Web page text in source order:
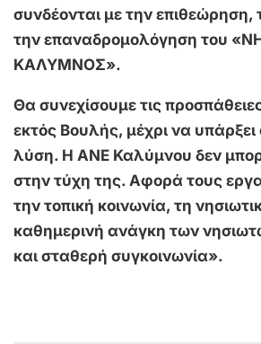
συνδέονται με την επιθεώρηση,
την επαναδρομολόγηση του
ΚΑΛΥΜΝΟΣ».
Θα συνεχίσουμε τις
εκτός Βουλής, μέχρι να υπάρξει
λύση. Η ΑΝΕ Καλύμνου δεν
στην τύχη της. Αφορά τους
την τοπική κοινωνία, τη
καθημερινή ανάγκη των
και σταθερή συγκοινωνία».